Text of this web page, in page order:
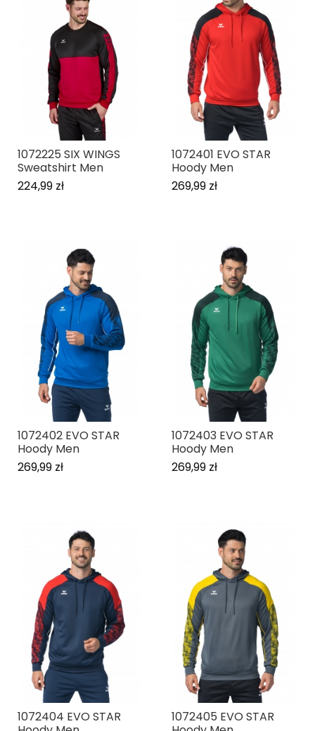
1072225 SIX WINGS
Sweatshirt Men
224,99 zł
1072401 EVO STAR
Hoody Men
269,99 zł
1072402 EVO STAR
Hoody Men
269,99 zł
1072403 EVO STAR
Hoody Men
269,99 zł
1072404 EVO STAR
1072405 EVO STAR